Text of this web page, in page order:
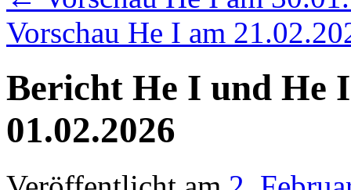
Vorschau He I am
Bericht He I und He
01.02.2026